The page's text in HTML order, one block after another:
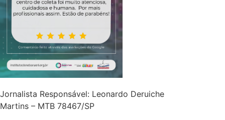
Jornalista Responsável: Leonardo Deruiche
Martins – MTB 78467/SP